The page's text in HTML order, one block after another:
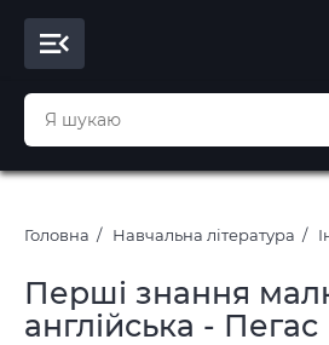
Головна Навчальна література
Перші знання
англійська - Пегас